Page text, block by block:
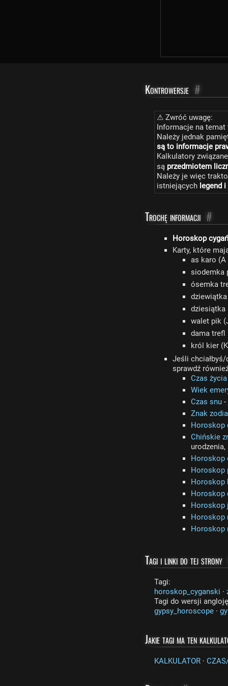
Kontrowersje #
⚠ Zwróć uwagę:
Informacje na temat
Należy jednak
są to informacje
Kalkulatory
są przedmiotem
Należy je więc
istniejących legend
Trochę informacji #
Horoskop
Karty, które
as karo
siodemka
ósemka
walet pik
dama
król kier
Jeśli
sprawdź
Czas życia
Wiek
Czas snu -
Znak
Horoskop
Chińskie
urodzenia,
Horoskop
Horoskop
Horoskop
Horoskop
Horoskop
Horoskop
Horoskop
Tagi i linki do tej strony
Tagi:
horoskop_cyganski ·
Tagi do wersji
gypsy_horoscope ·
Jakie tagi ma ten
KALKULATOR ·